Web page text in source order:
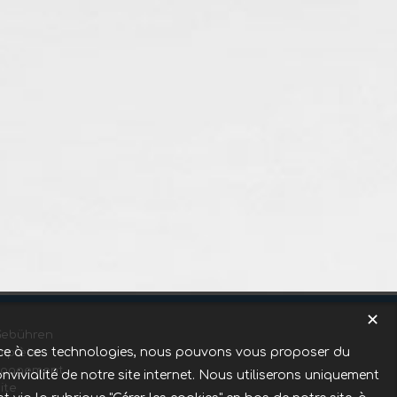
✕
à ces technologies, nous pouvons vous proposer du
de notre site internet. Nous utiliserons uniquement